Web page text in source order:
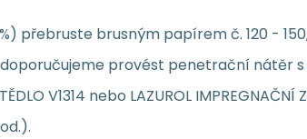
přebruste brusným papírem č. 120 -
provést penetrační nátěr
V1314 nebo LAZUROL IMPREGNAČNÍ